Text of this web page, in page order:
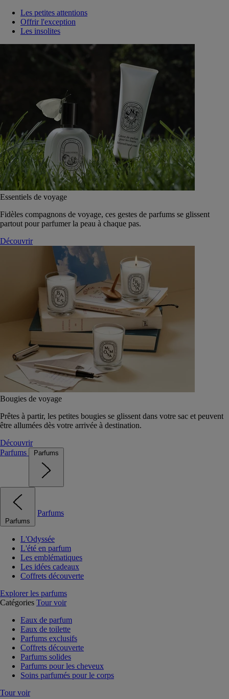
Les petites attentions
Offrir l'exception
Les insolites
Essentiels de voyage
Fidèles compagnons de voyage, ces gestes de parfums se glissent
partout pour parfumer la peau à chaque pas.
Découvrir
Bougies de voyage
Prêtes à partir, les petites bougies se glissent dans votre sac et peuvent
être allumées dès votre arrivée à destination.
Découvrir
Parfums
Parfums
Parfums
Parfums
L'Odyssée
L'été en parfum
Les emblématiques
Les idées cadeaux
Coffrets découverte
Explorer les parfums
Catégories Tour voir
Eaux de parfum
Eaux de toilette
Parfums exclusifs
Coffrets découverte
Parfums solides
Parfums pour les cheveux
Soins parfumés pour le corps
Tour voir